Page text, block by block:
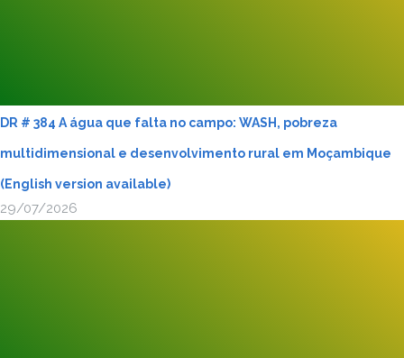
DR # 384 A água que falta no campo: WASH, pobreza
multidimensional e desenvolvimento rural em Moçambique
(English version available)
29/07/2026